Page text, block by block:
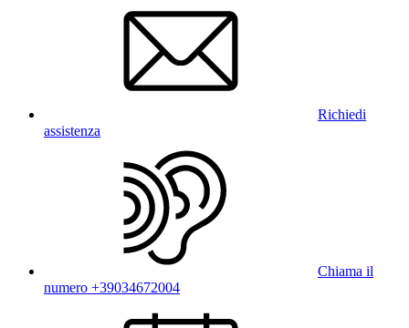
Richiedi
assistenza
Chiama il
numero +39034672004